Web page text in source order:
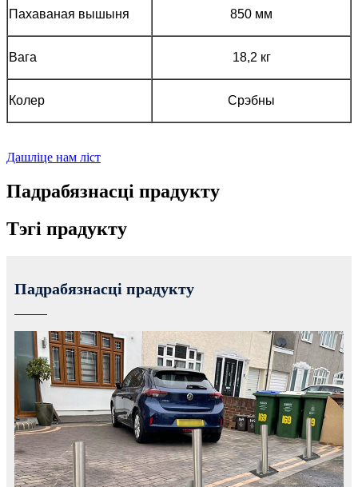
Пахаваная вышыня 850 мм
Вага 18,2 кг
Колер Срэбны
Дашліце нам ліст
Падрабязнасці прадукту
Тэгі прадукту
Падрабязнасці прадукту